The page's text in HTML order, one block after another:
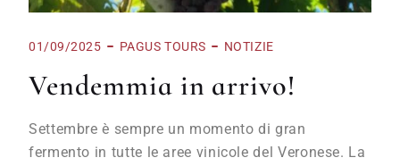
01/09/2025 PAGUS TOURS NOTIZIE
Vendemmia in arrivo!
Settembre è sempre un momento di gran
fermento in tutte le aree vinicole del Veronese. La